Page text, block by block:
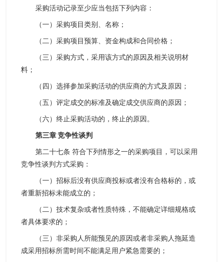
采购活动记录至少应当包括下列内容：
（一）采购项目类别、名称；
（二）采购项目预算、资金构成和合同价格；
（三）采购方式，采用该方式的原因及相关说明材
料；
（四）选择参加采购活动的供应商的方式及原因；
（五）评定成交的标准及确定成交供应商的原因；
（六）终止采购活动的，终止的原因。
第三章 竞争性谈判
第二十七条 符合下列情形之一的采购项目，可以采用
竞争性谈判方式采购：
（一）招标后没有供应商投标或者没有合格标的，或
者重新招标未能成立的；
（二）技术复杂或者性质特殊，不能确定详细规格或
者具体要求的；
（三）非采购人所能预见的原因或者非采购人拖延造
成采用招标所需时间不能满足用户紧急需要的；